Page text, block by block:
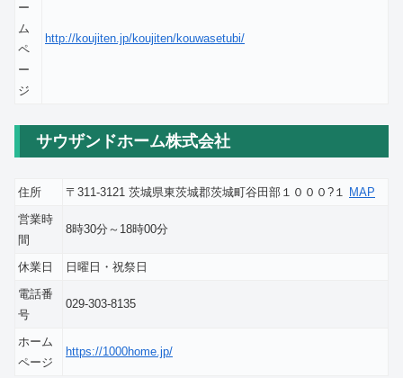
ー
ム
ペ
ー
ジ
http://koujiten.jp/koujiten/kouwasetubi/
サウザンドホーム株式会社
住所 〒311-3121 茨城県東茨城郡茨城町谷田部１０００?１ MAP
営業時
間
8時30分～18時00分
休業日
日曜日・祝祭日
電話番
号
029-303-8135
ホーム
ページ
https://1000home.jp/